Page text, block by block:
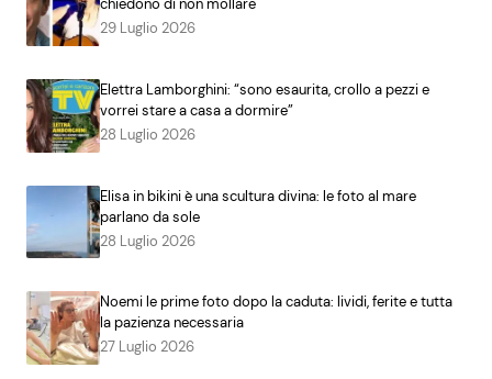
chiedono di non mollare
29 Luglio 2026
Elettra Lamborghini: “sono esaurita, crollo a pezzi e
vorrei stare a casa a dormire”
28 Luglio 2026
Elisa in bikini è una scultura divina: le foto al mare
parlano da sole
28 Luglio 2026
Noemi le prime foto dopo la caduta: lividi, ferite e tutta
la pazienza necessaria
27 Luglio 2026